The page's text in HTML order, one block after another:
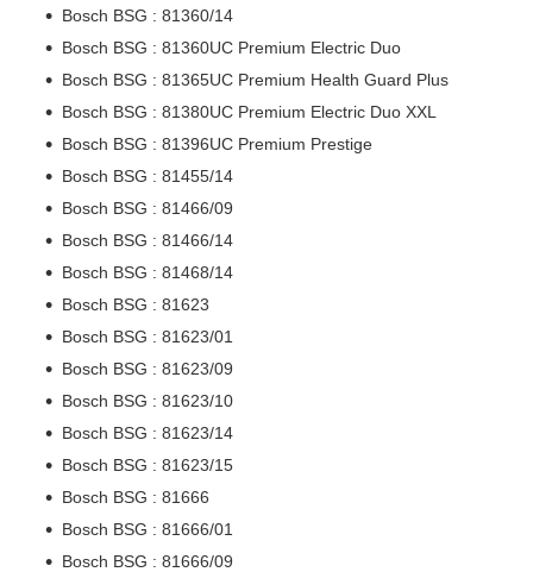
Bosch BSG : 81360/14
Bosch BSG : 81360UC Premium Electric Duo
Bosch BSG : 81365UC Premium Health Guard Plus
Bosch BSG : 81380UC Premium Electric Duo XXL
Bosch BSG : 81396UC Premium Prestige
Bosch BSG : 81455/14
Bosch BSG : 81466/09
Bosch BSG : 81466/14
Bosch BSG : 81468/14
Bosch BSG : 81623
Bosch BSG : 81623/01
Bosch BSG : 81623/09
Bosch BSG : 81623/10
Bosch BSG : 81623/14
Bosch BSG : 81623/15
Bosch BSG : 81666
Bosch BSG : 81666/01
Bosch BSG : 81666/09